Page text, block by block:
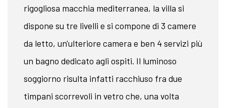
rigogliosa macchia mediterranea, la villa si
dispone su tre livelli e si compone di 3 camere
da letto, un'ulteriore camera e ben 4 servizi più
un bagno dedicato agli ospiti. Il luminoso
soggiorno risulta infatti racchiuso fra due
timpani scorrevoli in vetro che, una volta